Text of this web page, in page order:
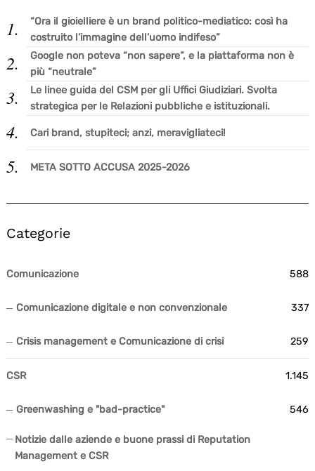
“Ora il gioielliere è un brand politico-mediatico: così ha
costruito l’immagine dell’uomo indifeso”
Google non poteva “non sapere”, e la piattaforma non è
più “neutrale”
Le linee guida del CSM per gli Uffici Giudiziari. Svolta
strategica per le Relazioni pubbliche e istituzionali.
Cari brand, stupiteci; anzi, meravigliateci!
META SOTTO ACCUSA 2025-2026
Categorie
Comunicazione 588
Comunicazione digitale e non convenzionale 337
Crisis management e Comunicazione di crisi 259
CSR 1.145
Greenwashing e "bad-practice" 546
Notizie dalle aziende e buone prassi di Reputation
Management e CSR